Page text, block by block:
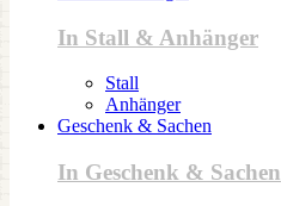
In Stall & Anhänger
Stall
Anhänger
Geschenk & Sachen
In Geschenk & Sachen